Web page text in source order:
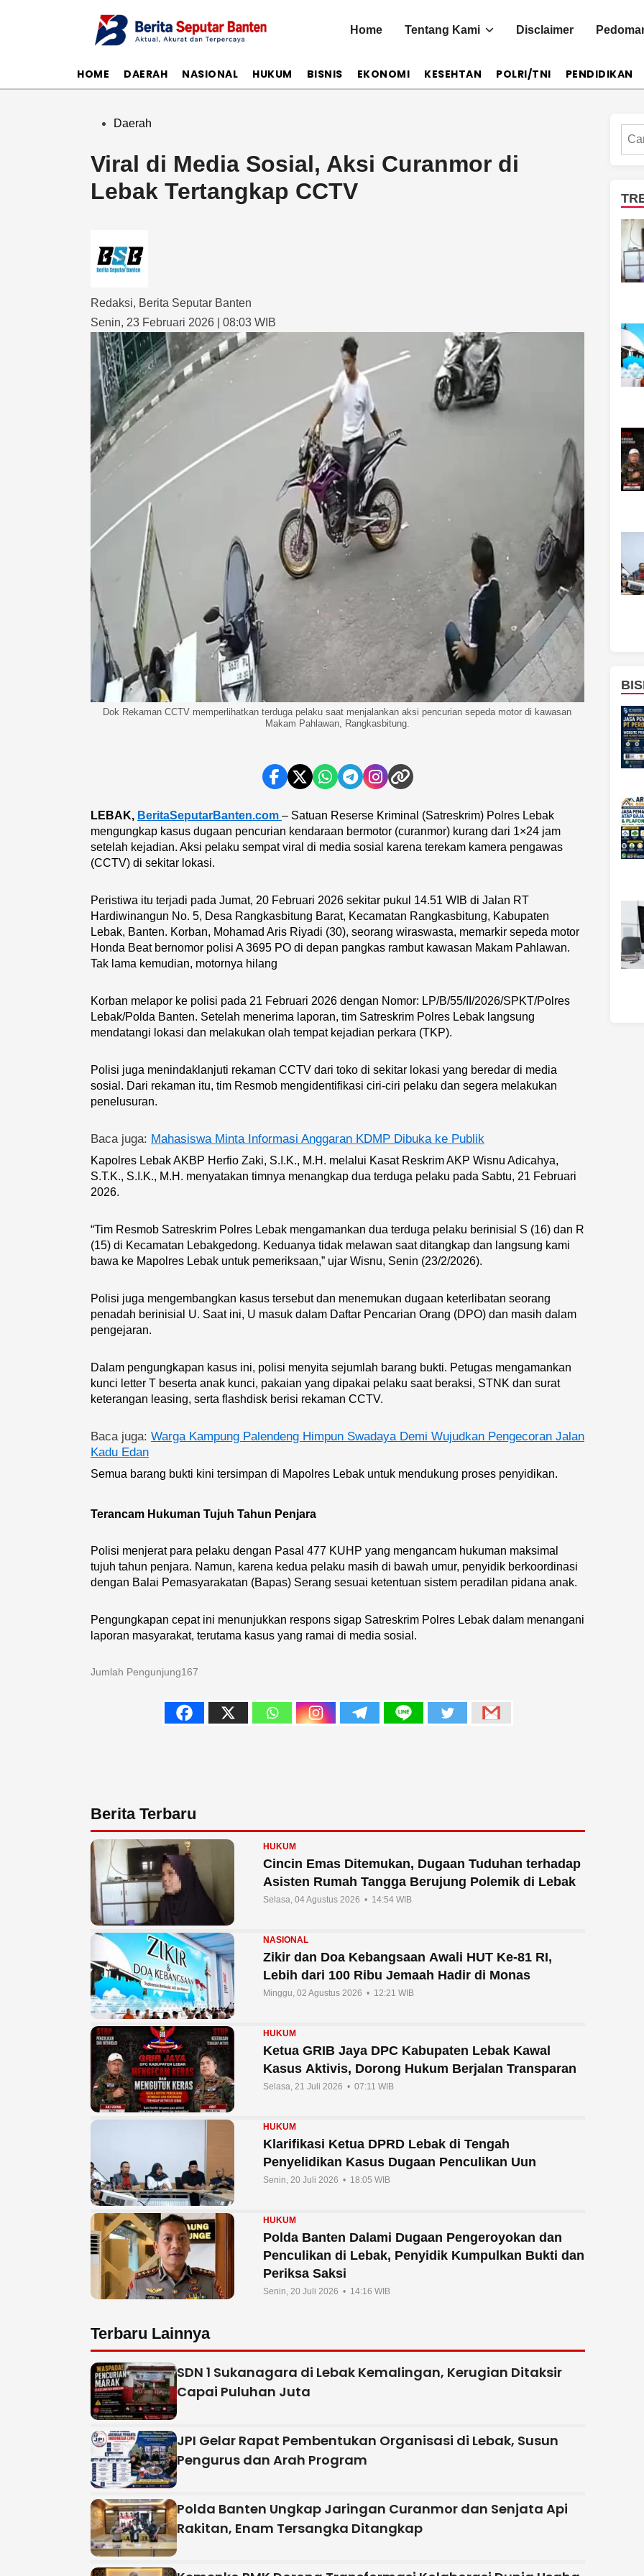
Home Tentang Kami Disclaimer
HOME DAERAH NASIONAL HUKUM BISNIS EKONOMI KESEHTAN POLRI/TNI PENDIDIKAN
PostedDaerah
Viral di Media Sosial, Aksi Curanmor di
Lebak Tertangkap CCTV
Redaksi, Berita Seputar Banten
Senin, 23 Februari 2026 | 08:03 WIB
Dok Rekaman CCTV memperlihatkan terduga pelaku saat menjalankan aksi pencurian sepeda motor di kawasan
Makam Pahlawan, Rangkasbitung.
LEBAK, BeritaSeputarBanten.com – Satuan Reserse Kriminal (Satreskrim) Polres Lebak
mengungkap kasus dugaan pencurian kendaraan bermotor (curanmor) kurang dari 1×24 jam
setelah kejadian. Aksi pelaku sempat viral di media sosial karena terekam kamera pengawas
(CCTV) di sekitar lokasi.
Peristiwa itu terjadi pada Jumat, 20 Februari 2026 sekitar pukul 14.51 WIB di Jalan RT
Hardiwinangun No. 5, Desa Rangkasbitung Barat, Kecamatan Rangkasbitung, Kabupaten
Lebak, Banten. Korban, Mohamad Aris Riyadi (30), seorang wiraswasta, memarkir sepeda motor
Honda Beat bernomor polisi A 3695 PO di depan pangkas rambut kawasan Makam Pahlawan.
Tak lama kemudian, motornya hilang
Korban melapor ke polisi pada 21 Februari 2026 dengan Nomor: LP/B/55/II/2026/SPKT/Polres
Lebak/Polda Banten. Setelah menerima laporan, tim Satreskrim Polres Lebak langsung
mendatangi lokasi dan melakukan olah tempat kejadian perkara (TKP).
Polisi juga menindaklanjuti rekaman CCTV dari toko di sekitar lokasi yang beredar di media
sosial. Dari rekaman itu, tim Resmob mengidentifikasi ciri-ciri pelaku dan segera melakukan
penelusuran.
Baca juga: Mahasiswa Minta Informasi Anggaran KDMP Dibuka ke Publik
Kapolres Lebak AKBP Herfio Zaki, S.I.K., M.H. melalui Kasat Reskrim AKP Wisnu Adicahya,
S.T.K., S.I.K., M.H. menyatakan timnya menangkap dua terduga pelaku pada Sabtu, 21 Februari
2026.
“Tim Resmob Satreskrim Polres Lebak mengamankan dua terduga pelaku berinisial S (16) dan R
(15) di Kecamatan Lebakgedong. Keduanya tidak melawan saat ditangkap dan langsung kami
bawa ke Mapolres Lebak untuk pemeriksaan,” ujar Wisnu, Senin (23/2/2026).
Polisi juga mengembangkan kasus tersebut dan menemukan dugaan keterlibatan seorang
penadah berinisial U. Saat ini, U masuk dalam Daftar Pencarian Orang (DPO) dan masih dalam
pengejaran.
Dalam pengungkapan kasus ini, polisi menyita sejumlah barang bukti. Petugas mengamankan
kunci letter T beserta anak kunci, pakaian yang dipakai pelaku saat beraksi, STNK dan surat
keterangan leasing, serta flashdisk berisi rekaman CCTV.
Baca juga: Warga Kampung Palendeng Himpun Swadaya Demi Wujudkan Pengecoran Jalan
Kadu Edan
Semua barang bukti kini tersimpan di Mapolres Lebak untuk mendukung proses penyidikan.
Terancam Hukuman Tujuh Tahun Penjara
Polisi menjerat para pelaku dengan Pasal 477 KUHP yang mengancam hukuman maksimal
tujuh tahun penjara. Namun, karena kedua pelaku masih di bawah umur, penyidik berkoordinasi
dengan Balai Pemasyarakatan (Bapas) Serang sesuai ketentuan sistem peradilan pidana anak.
Pengungkapan cepat ini menunjukkan respons sigap Satreskrim Polres Lebak dalam menangani
laporan masyarakat, terutama kasus yang ramai di media sosial.
Jumlah Pengunjung167
Berita Terbaru
HUKUM
Cincin Emas Ditemukan, Dugaan Tuduhan terhadap
Asisten Rumah Tangga Berujung Polemik di Lebak
Selasa, 04 Agustus 2026 • 14:54 WIB
NASIONAL
Zikir dan Doa Kebangsaan Awali HUT Ke-81 RI,
Lebih dari 100 Ribu Jemaah Hadir di Monas
Minggu, 02 Agustus 2026 • 12:21 WIB
HUKUM
Ketua GRIB Jaya DPC Kabupaten Lebak Kawal
Kasus Aktivis, Dorong Hukum Berjalan Transparan
Selasa, 21 Juli 2026 • 07:11 WIB
HUKUM
Klarifikasi Ketua DPRD Lebak di Tengah
Penyelidikan Kasus Dugaan Penculikan Uun
Senin, 20 Juli 2026 • 18:05 WIB
HUKUM
Polda Banten Dalami Dugaan Pengeroyokan dan
Penculikan di Lebak, Penyidik Kumpulkan Bukti dan
Periksa Saksi
Senin, 20 Juli 2026 • 14:16 WIB
Terbaru Lainnya
SDN 1 Sukanagara di Lebak Kemalingan, Kerugian Ditaksir
Capai Puluhan Juta
JPI Gelar Rapat Pembentukan Organisasi di Lebak, Susun
Pengurus dan Arah Program
Polda Banten Ungkap Jaringan Curanmor dan Senjata Api
Rakitan, Enam Tersangka Ditangkap
Cari